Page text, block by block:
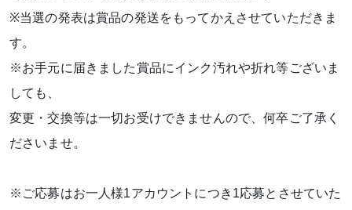
※当選の発表は賞品の発送をもってかえさせていただきま
す。
※お手元に届きました賞品にインク汚れや折れ等ございま
しても、
変更・交換等は一切お受けできませんので、何卒ご了承く
ださいませ。
※ご応募はお一人様1アカウントにつき1応募とさせていた